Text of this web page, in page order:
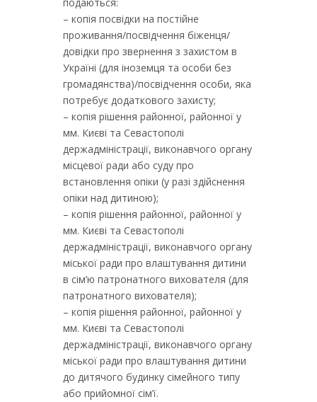
– копія посвідки на постійне
проживання/посвідчення біженця/
довідки про звернення з захистом в
Україні (для іноземця та особи без
громадянства)/посвідчення особи, яка
потребує додаткового захисту;
– копія рішення районної, районної у
мм. Києві та Севастополі
держадміністрації, виконавчого органу
місцевої ради або суду про
встановлення опіки (у разі здійснення
опіки над дитиною);
– копія рішення районної, районної у
мм. Києві та Севастополі
держадміністрації, виконавчого органу
міської ради про влаштування дитини
в сім’ю патронатного вихователя (для
патронатного вихователя);
– копія рішення районної, районної у
мм. Києві та Севастополі
держадміністрації, виконавчого органу
міської ради про влаштування дитини
до дитячого будинку сімейного типу
або прийомної сім’ї.